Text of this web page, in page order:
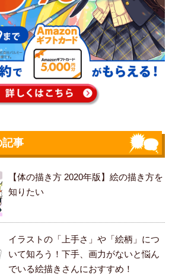
記事
【体の描き方 2020年版】絵の描き方を
知りたい
イラストの「上手さ」や「絵柄」につ
いて知ろう！下手、画力がないと悩ん
でいる絵描きさんにおすすめ！